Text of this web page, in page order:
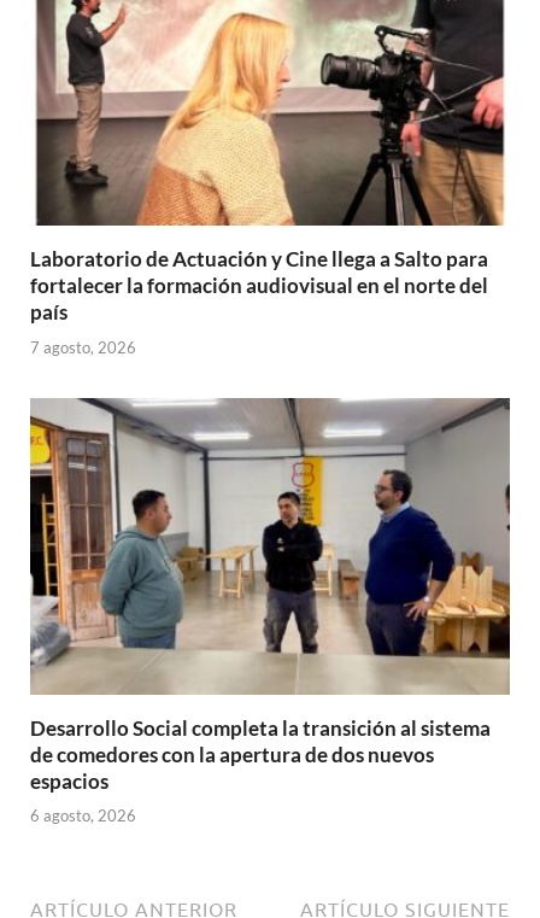
Laboratorio de Actuación y Cine llega a Salto para
fortalecer la formación audiovisual en el norte del
país
7 agosto, 2026
Desarrollo Social completa la transición al sistema
de comedores con la apertura de dos nuevos
espacios
6 agosto, 2026
ARTÍCULO ANTERIOR ARTÍCULO SIGUIENTE